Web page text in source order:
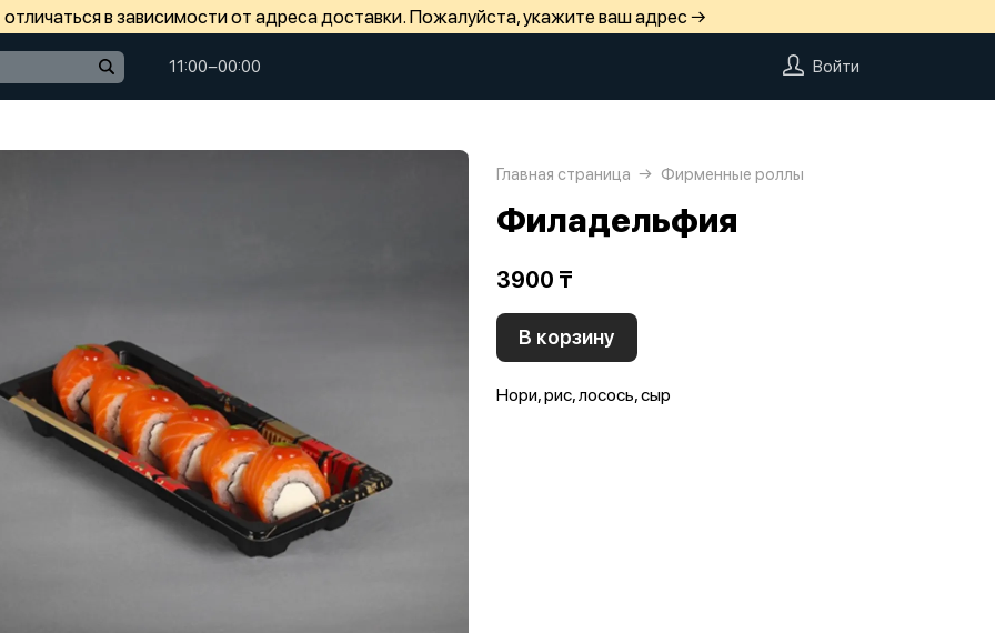
в зависимости от адреса доставки. Пожалуйста, укажите ваш адрес →
11:00−00:00 Войти
Главная страница Фирменные роллы
Филадельфия
3900 ₸
В корзину
Нори, рис, лосось, сыр